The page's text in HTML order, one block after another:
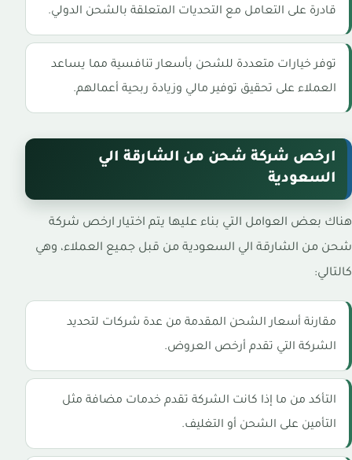
قادرة على التعامل مع التحديات المتعلقة بالشحن الدولي.
توفر خيارات متعددة للشحن بأسعار تنافسية مما يساعد
العملاء على تحقيق توفير مالي وزيادة ربحية أعمالهم.
ارخص شركة شحن من الشارقة الي
السعودية
هناك بعض العوامل التي بناء عليها يتم اختيار ارخص شركة
شحن من الشارقة الي السعودية من قبل جميع العملاء، وهي
كالتالي:
مقارنة أسعار الشحن المقدمة من عدة شركات لتحديد
الشركة التي تقدم أرخص العروض.
التأكد من ما إذا كانت الشركة تقدم خدمات مضافة مثل
التأمين على الشحن أو التغليف.